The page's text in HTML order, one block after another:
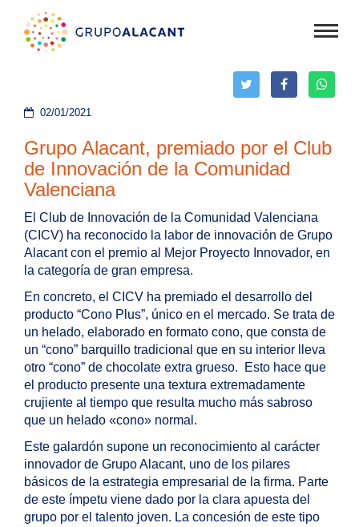
02/01/2021
Grupo Alacant, premiado por el Club
de Innovación de la Comunidad
Valenciana
El Club de Innovación de la Comunidad Valenciana
(CICV) ha reconocido la labor de innovación de Grupo
Alacant con el premio al Mejor Proyecto Innovador, en
la categoría de gran empresa.
En concreto, el CICV ha premiado el desarrollo del
producto “Cono Plus”, único en el mercado. Se trata de
un helado, elaborado en formato cono, que consta de
un “cono” barquillo tradicional que en su interior lleva
otro “cono” de chocolate extra grueso. Esto hace que
el producto presente una textura extremadamente
crujiente al tiempo que resulta mucho más sabroso
que un helado «cono» normal.
Este galardón supone un reconocimiento al carácter
innovador de Grupo Alacant, uno de los pilares
básicos de la estrategia empresarial de la firma. Parte
de este ímpetu viene dado por la clara apuesta del
grupo por el talento joven. La concesión de este tipo